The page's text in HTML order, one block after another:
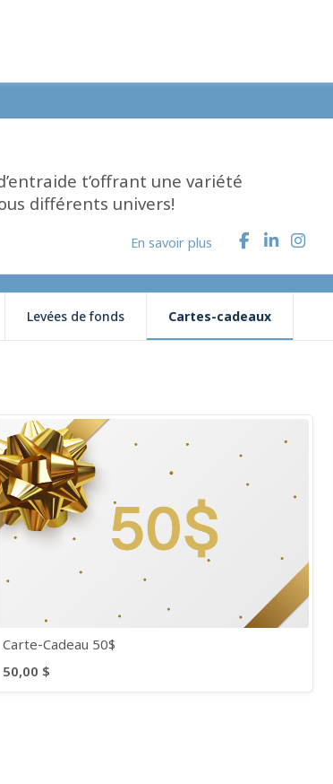
t’offrant une variété
différents univers!
En savoir plus
Levées de fonds Cartes-cadeaux
Carte-Cadeau 50$
50,00 $